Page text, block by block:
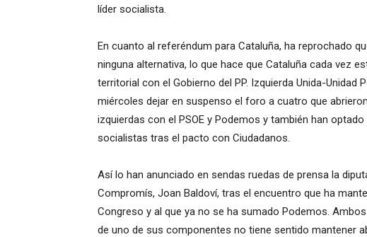
líder socialista.
En cuanto al referéndum para Cataluña, ha reprochado
ninguna alternativa, lo que hace que Cataluña cada vez
territorial con el Gobierno del PP. Izquierda Unida-Unidad
miércoles dejar en suspenso el foro a cuatro que
izquierdas con el PSOE y Podemos y también han
socialistas tras el pacto con Ciudadanos.
Así lo han anunciado en sendas ruedas de prensa la
Compromís, Joan Baldoví, tras el encuentro que ha
Congreso y al que ya no se ha sumado Podemos.
de uno de sus componentes no tiene sentido mantener